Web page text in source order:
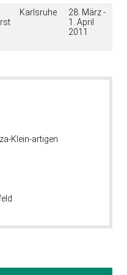
Karlsruhe
28. März -
1. April
2011
Klein-artigen